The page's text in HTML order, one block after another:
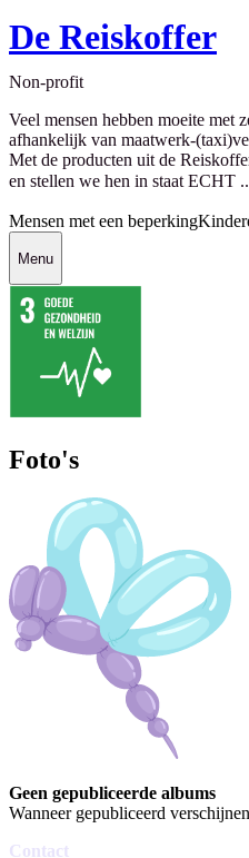
De Reiskoffer
Non-profit
Veel mensen hebben moeite met
afhankelijk van maatwerk-
Met de producten uit de
en stellen we hen in staat ECHT
Mensen met een beperking
Menu
Foto's
Geen gepubliceerde albums
Wanneer gepubliceerd
Contact